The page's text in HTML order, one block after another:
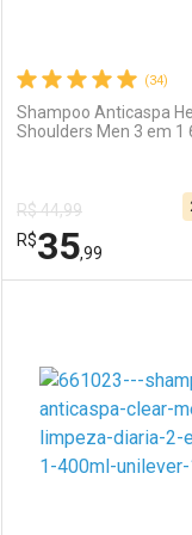
(34)
Shampoo Anticaspa
Shoulders Men 3 em 1
R$ 44,99
R$35,99
Laboratório
Por Menos